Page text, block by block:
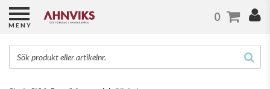
MENY
0